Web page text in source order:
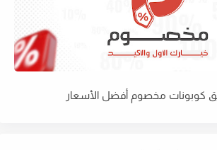
كوبونات مخصوم أفضل الأسعار